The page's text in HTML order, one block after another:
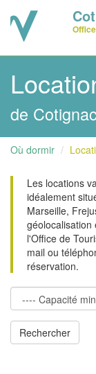
de Cotignac
Où dormir
Les locations
idéalement
Marseille,
l'Office de
mail ou
réservation.